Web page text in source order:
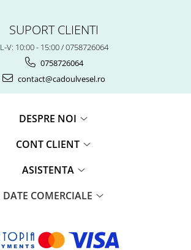
SUPORT CLIENTI
L-V: 10:00 - 15:00 / 0758726064
0758726064
contact@cadoulvesel.ro
DESPRE NOI
CONT CLIENT
ASISTENTA
DATE COMERCIALE